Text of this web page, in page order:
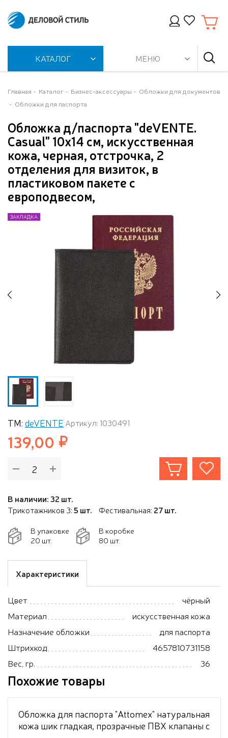
КАТАЛОГ МЕНЮ
Главная Каталог Бизнес-аксессуары
Обложки для документов
Обложки для паспорта
Обложка д/паспорта "deVENTE.
Casual" 10x14 см, искусственная
кожа, черная, отстрочка, 2
отделения для визиток, в
пластиковом пакете с
европодвесом,
ЗАКЛАДКА
ЗАКЛАДКА
ЗАКЛАДКА
ТМ: deVENTE Артикул: 1030491
139,00
В наличии: 32 шт.
Трикотажников 3:5 шт. Фестивальная: 27 шт.
В упаковке
20 шт.
В коробке
80 шт.
Характеристики
Цвет
чёрный
Материал
искусственная кожа
Назначение обложки
для паспорта
Штрихкод
4657810731158
Вес, гр.
36
Похожие товары
Обложка для паспорта "Attomex" натуральная
кожа шик гладкая, прозрачные ПВХ клапаны с